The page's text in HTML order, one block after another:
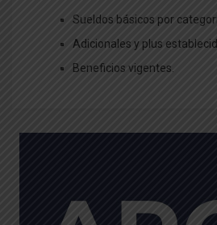
Sueldos básicos por
Adicionales y plus
Beneficios vigentes.